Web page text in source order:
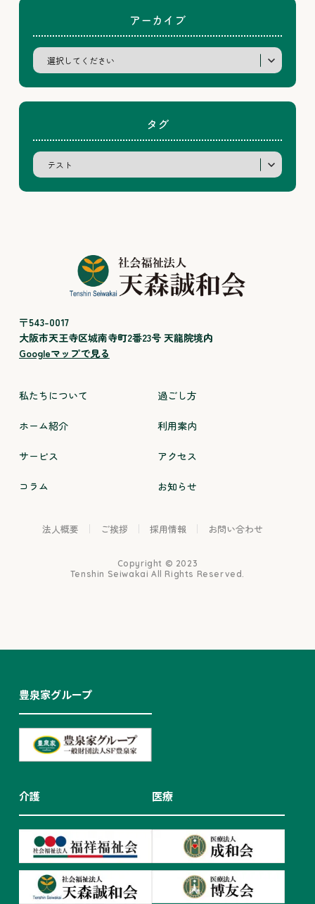
アーカイブ
タグ
〒543-0017
大阪市天王寺区城南寺町2番23号 天龍院境内
Googleマップで見る
私たちについて
ホーム紹介
サービス
コラム
過ごし方
利用案内
アクセス
お知らせ
法人概要 ご挨拶 採用情報 お問い合わせ
Copyright © 2023
Tenshin Seiwakai All Rights Reserved.
豊泉家グループ
介護 医療